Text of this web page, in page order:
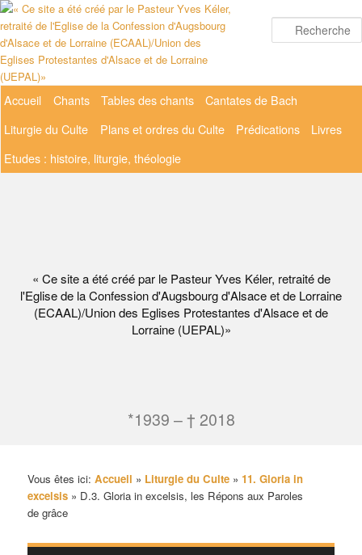
Aller
au
contenu
principal
« Ce site a été créé par le Pasteur Yves Kéler, retraité de
l'Eglise de la Confession d'Augsbourg d'Alsace et de Lorraine
(ECAAL)/Union des Eglises Protestantes d'Alsace et de
Lorraine (UEPAL)»
*1939 – † 2018
Menu
Accueil Chants Tables des chants
Cantates de Bach
Liturgie du Culte
Plans et ordres du Culte Prédications
Livres
Etudes : histoire, liturgie, théologie
Vous êtes ici:Accueil » Liturgie du Culte » 11. Gloria in
excelsis » D.3. Gloria in excelsis, les Répons aux Paroles
de grâce